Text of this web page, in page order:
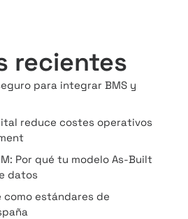
recientes
para integrar BMS y
reduce costes operativos
Por qué tu modelo As-Built
datos
como estándares de